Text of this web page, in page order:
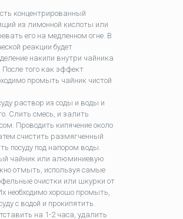
концентрированный
из лимонной кислоты или
его на медленном огне. В
реакции будет
накипи внутри чайника
того как эффект
промыть чайник чистой
раствор из соды и воды и
Слить смесь, и залить
Проводить кипячение около
счистить размягченный
посуду под напором воды.
чайник или алюминиевую
отмыть, используя самые
очистки или шкурки от
необходимо хорошо промыть,
с водой и прокипятить.
на 1-2 часа, удалить